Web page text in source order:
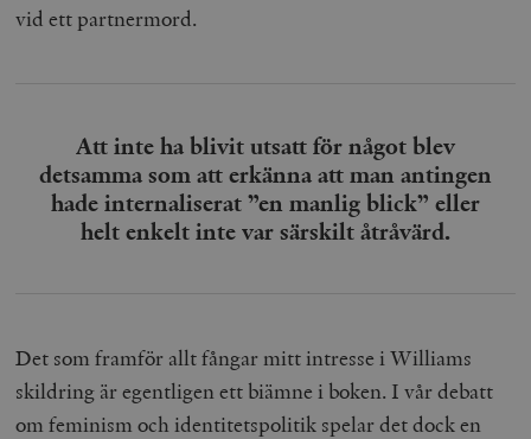
vid ett partnermord.
Att inte ha blivit utsatt för något blev
detsamma som att erkänna att man antingen
hade internaliserat ”en manlig blick” eller
helt enkelt inte var särskilt åtråvärd.
Det som framför allt fångar mitt intresse i Williams
skildring är egentligen ett biämne i boken. I vår debatt
om feminism och identitetspolitik spelar det dock en